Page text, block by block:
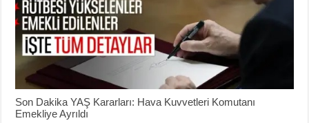
Son Dakika YAŞ Kararları: Hava Kuvvetleri Komutanı
Emekliye Ayrıldı